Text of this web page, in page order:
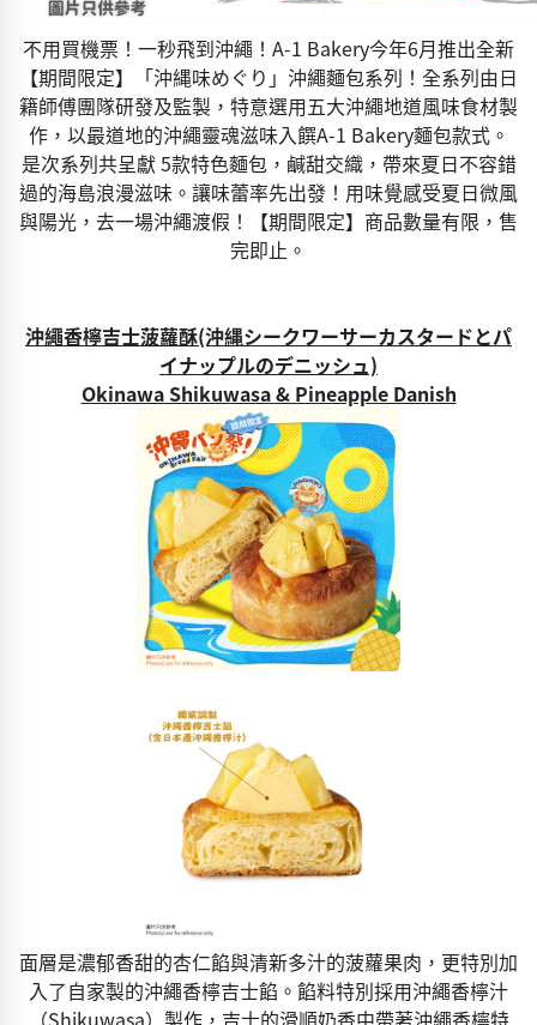
不用買機票！一秒飛到沖繩！A-1 Bakery今年6月推出全新
【期間限定】「沖縄味めぐり」沖繩麵包系列！全系列由日
籍師傅團隊研發及監製，特意選用五大沖繩地道風味食材製
作，以最道地的沖繩靈魂滋味入饌A-1 Bakery麵包款式。
是次系列共呈獻 5款特色麵包，鹹甜交織，帶來夏日不容錯
過的海島浪漫滋味。讓味蕾率先出發！用味覺感受夏日微風
與陽光，去一場沖繩渡假！【期間限定】商品數量有限，售
完即止。
沖繩香檸吉士菠蘿酥(沖縄シークワーサーカスタードとパ
イナップルのデニッシュ)
Okinawa Shikuwasa & Pineapple Danish
面層是濃郁香甜的杏仁餡與清新多汁的菠蘿果肉，更特別加
入了自家製的沖繩香檸吉士餡。餡料特別採用沖繩香檸汁
（Shikuwasa）製作，吉士的滑順奶香中帶著沖繩香檸特